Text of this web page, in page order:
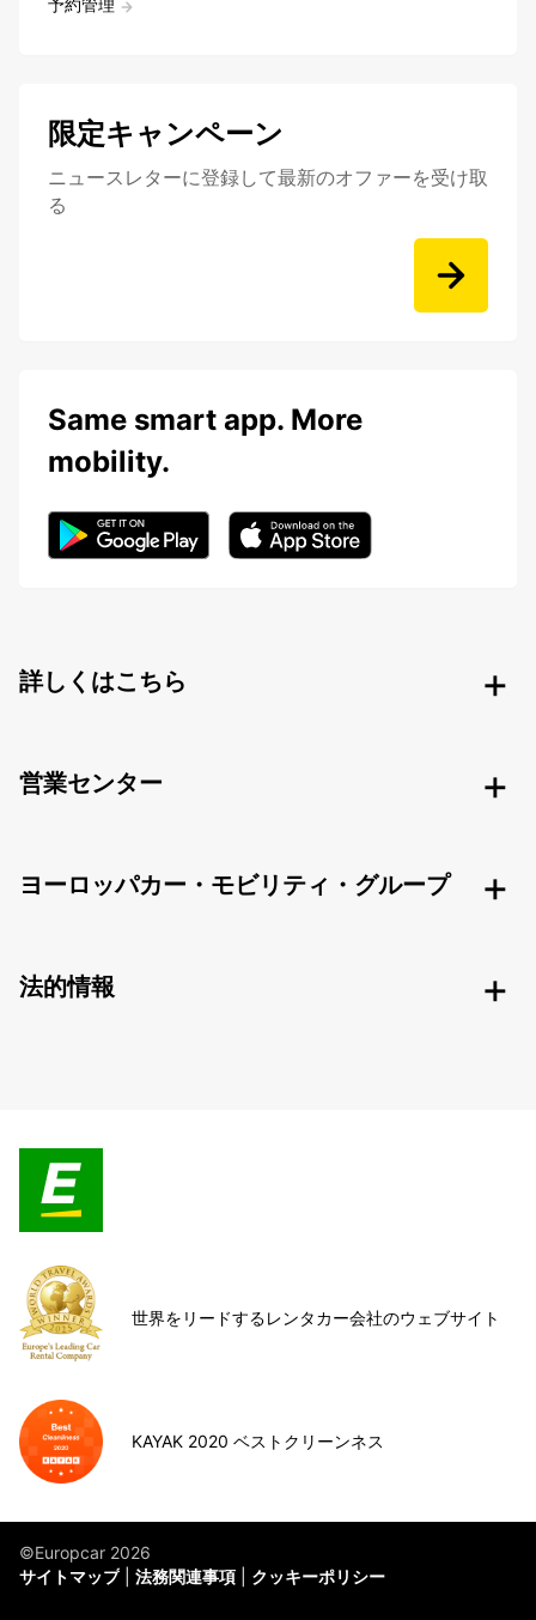
予約管理
限定キャンペーン
ニュースレターに登録して最新のオファーを受け取
る
Same smart app. More
mobility.
詳しくはこちら
営業センター
ヨーロッパカー・モビリティ・グループ
法的情報
世界をリードするレンタカー会社のウェブサイト
KAYAK 2020 ベストクリーンネス
©Europcar 2026
サイトマップ
法務関連事項 クッキーポリシー